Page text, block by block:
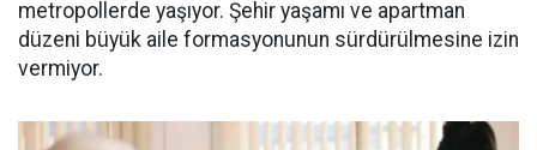
metropollerde yaşıyor. Şehir yaşamı ve apartman
düzeni büyük aile formasyonunun sürdürülmesine izin
vermiyor.